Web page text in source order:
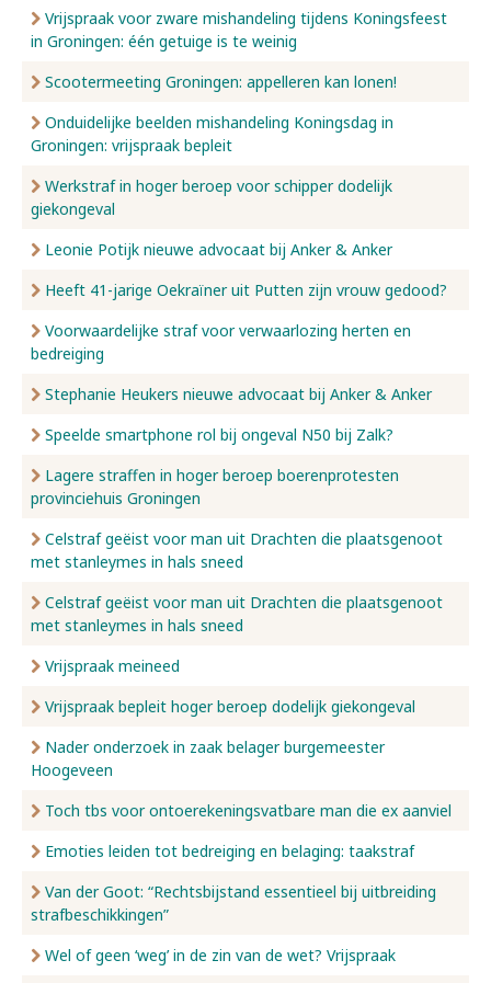
Vrijspraak voor zware mishandeling tijdens Koningsfeest
in Groningen: één getuige is te weinig
Scootermeeting Groningen: appelleren kan lonen!
Onduidelijke beelden mishandeling Koningsdag in
Groningen: vrijspraak bepleit
Werkstraf in hoger beroep voor schipper dodelijk
giekongeval
Leonie Potijk nieuwe advocaat bij Anker & Anker
Heeft 41-jarige Oekraïner uit Putten zijn vrouw gedood?
Voorwaardelijke straf voor verwaarlozing herten en
bedreiging
Stephanie Heukers nieuwe advocaat bij Anker & Anker
Speelde smartphone rol bij ongeval N50 bij Zalk?
Lagere straffen in hoger beroep boerenprotesten
provinciehuis Groningen
Celstraf geëist voor man uit Drachten die plaatsgenoot
met stanleymes in hals sneed
Celstraf geëist voor man uit Drachten die plaatsgenoot
met stanleymes in hals sneed
Vrijspraak meineed
Vrijspraak bepleit hoger beroep dodelijk giekongeval
Nader onderzoek in zaak belager burgemeester
Hoogeveen
Toch tbs voor ontoerekeningsvatbare man die ex aanviel
Emoties leiden tot bedreiging en belaging: taakstraf
Van der Goot: “Rechtsbijstand essentieel bij uitbreiding
strafbeschikkingen”
Wel of geen ‘weg’ in de zin van de wet? Vrijspraak